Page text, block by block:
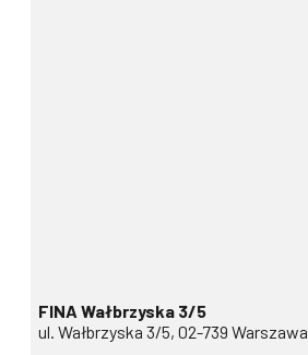
FINA Wałbrzyska 3/5
ul. Wałbrzyska 3/5, 02-739 Warszawa